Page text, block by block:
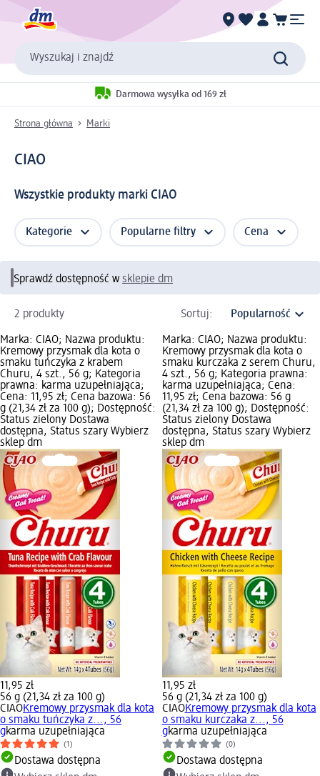
Wyszukaj i znajdź
Darmowa wysyłka od 169 zł
Strona główna Marki
CIAO
Wszystkie produkty marki CIAO
Kategorie Popularne filtry Cena
Sprawdź dostępność w sklepie dm
2 produkty Sortuj:
Marka: CIAO; Nazwa produktu:
Kremowy przysmak dla kota o
smaku tuńczyka z krabem
Churu, 4 szt., 56 g; Kategoria
prawna: karma uzupełniająca;
Cena: 11,95 zł; Cena bazowa: 56
g (21,34 zł za 100 g); Dostępność:
Status zielony Dostawa
dostępna, Status szary Wybierz
sklep dm
11,95 zł
56 g (21,34 zł za 100 g)
CIAOKremowy przysmak dla kota
o smaku tuńczyka z..., 56
gkarma uzupełniająca
(1)
Dostawa dostępna
Marka: CIAO; Nazwa produktu:
Kremowy przysmak dla kota o
smaku kurczaka z serem Churu,
4 szt., 56 g; Kategoria prawna:
karma uzupełniająca; Cena:
11,95 zł; Cena bazowa: 56 g
(21,34 zł za 100 g); Dostępność:
Status zielony Dostawa
dostępna, Status szary Wybierz
sklep dm
11,95 zł
56 g (21,34 zł za 100 g)
CIAOKremowy przysmak dla kota
o smaku kurczaka z..., 56
gkarma uzupełniająca
(0)
Dostawa dostępna